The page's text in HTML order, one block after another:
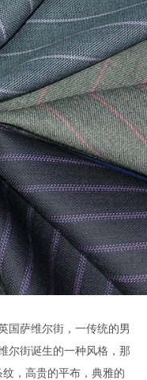
国萨维尔街，一传统的男
尔街诞生的一种风格，那
，高贵的平布，典雅的